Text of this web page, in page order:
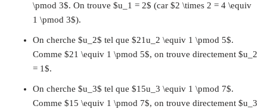
\pmod 3$. On trouve $u_1 = 2$ (car $2 \times 2 = 4 \equiv
1 \pmod 3$).
On cherche $u_2$ tel que $21u_2 \equiv 1 \pmod 5$.
Comme $21 \equiv 1 \pmod 5$, on trouve directement $u_2
= 1$.
On cherche $u_3$ tel que $15u_3 \equiv 1 \pmod 7$.
Comme $15 \equiv 1 \pmod 7$, on trouve directement $u_3